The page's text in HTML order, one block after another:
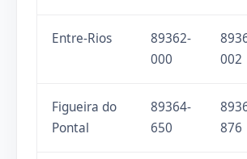
Entre-Rios
89362-
000
002
Figueira do
Pontal
89364-
650
876